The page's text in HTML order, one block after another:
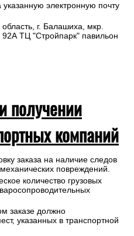
электронную почту
г. Балашиха, мкр.
ТЦ "Стройпарк" павильон
получении
компаний
заказа на наличие следов
повреждений.
количество грузовых
заказе должно
указанных в транспортной